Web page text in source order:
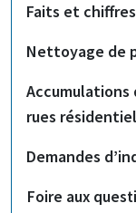
Faits et chiffres
Nettoyage de
Accumulations
rues
Demandes
Foire aux